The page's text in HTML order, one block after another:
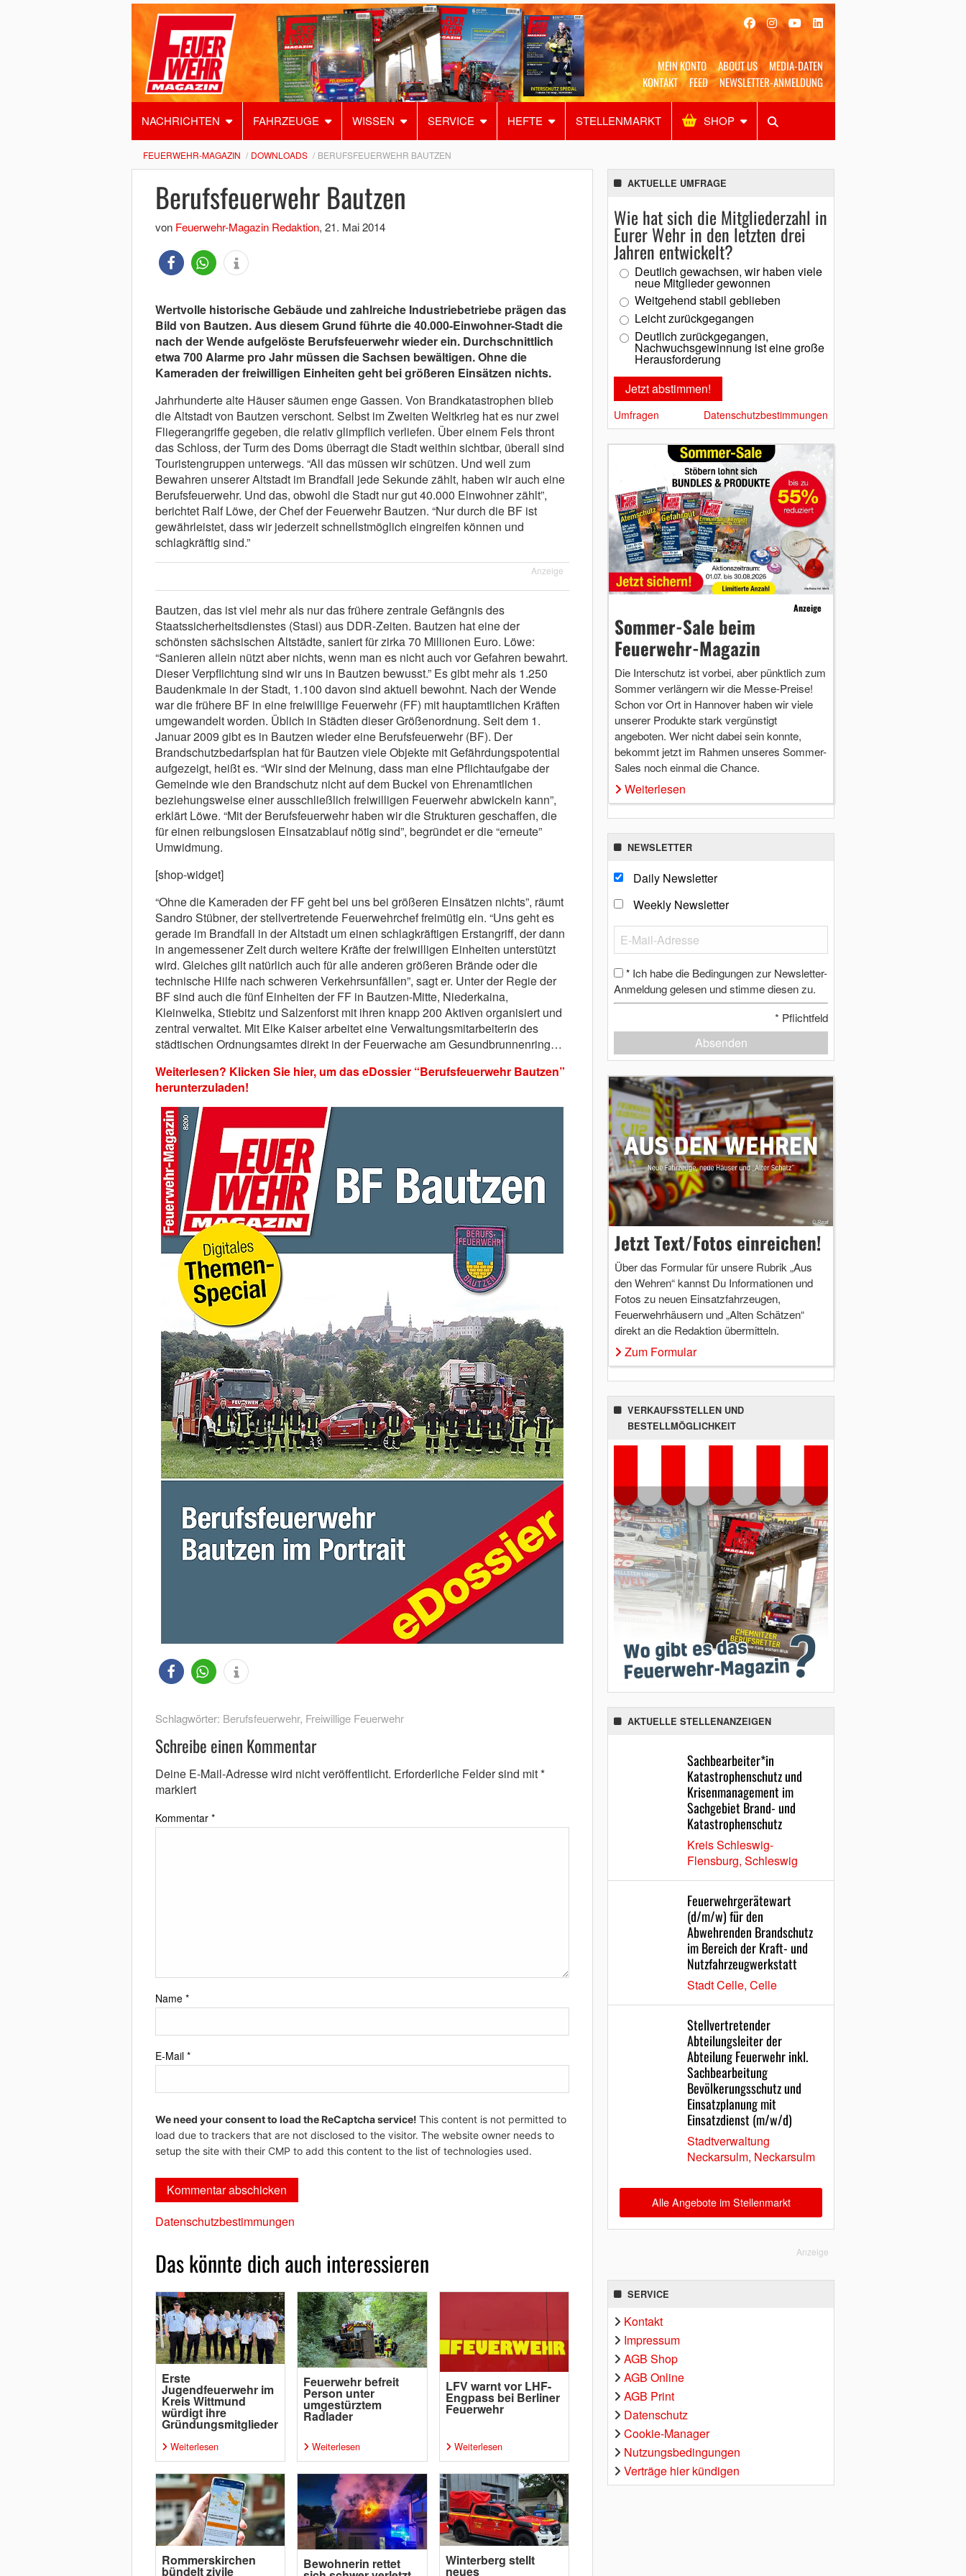
MEIN KONTO ABOUT US
MEDIA-DATEN
KONTAKT
FEED NEWSLETTER-ANMELDUNG
NACHRICHTEN FAHRZEUGE WISSEN SERVICE HEFTE STELLENMARKT SHOP
Alles Shop SUCHEN
FEUERWEHR-MAGAZIN DOWNLOADS BERUFSFEUERWEHR BAUTZEN
Berufsfeuerwehr Bautzen
von Feuerwehr-Magazin Redaktion, 21. Mai 2014
Wertvolle historische Gebäude und zahlreiche Industriebetriebe prägen das
Bild von Bautzen. Aus diesem Grund führte die 40.000-Einwohner-Stadt die
nach der Wende aufgelöste Berufsfeuerwehr wieder ein. Durchschnittlich
etwa 700 Alarme pro Jahr müssen die Sachsen bewältigen. Ohne die
Kameraden der freiwilligen Einheiten geht bei größeren Einsätzen nichts.
Jahrhunderte alte Häuser säumen enge Gassen. Von Brandkatastrophen blieb
die Altstadt von Bautzen verschont. Selbst im Zweiten Weltkrieg hat es nur zwei
Fliegerangriffe gegeben, die relativ glimpflich verliefen. Über einem Fels thront
das Schloss, der Turm des Doms überragt die Stadt weithin sichtbar, überall sind
Touristengruppen unterwegs. “All das müssen wir schützen. Und weil zum
Bewahren unserer Altstadt im Brandfall jede Sekunde zählt, haben wir auch eine
Berufsfeuerwehr. Und das, obwohl die Stadt nur gut 40.000 Einwohner zählt”,
berichtet Ralf Löwe, der Chef der Feuerwehr Bautzen. “Nur durch die BF ist
gewährleistet, dass wir jederzeit schnellstmöglich eingreifen können und
schlagkräftig sind.”
Anzeige
Bautzen, das ist viel mehr als nur das frühere zentrale Gefängnis des
Staatssicherheitsdienstes (Stasi) aus DDR-Zeiten. Bautzen hat eine der
schönsten sächsischen Altstädte, saniert für zirka 70 Millionen Euro. Löwe:
“Sanieren allein nützt aber nichts, wenn man es nicht auch vor Gefahren bewahrt.
Dieser Verpflichtung sind wir uns in Bautzen bewusst.” Es gibt mehr als 1.250
Baudenkmale in der Stadt, 1.100 davon sind aktuell bewohnt. Nach der Wende
war die frühere BF in eine freiwillige Feuerwehr (FF) mit hauptamtlichen Kräften
umgewandelt worden. Üblich in Städten dieser Größenordnung. Seit dem 1.
Januar 2009 gibt es in Bautzen wieder eine Berufsfeuerwehr (BF). Der
Brandschutzbedarfsplan hat für Bautzen viele Objekte mit Gefährdungspotential
aufgezeigt, heißt es. “Wir sind der Meinung, dass man eine Pflichtaufgabe der
Gemeinde wie den Brandschutz nicht auf dem Buckel von Ehrenamtlichen
beziehungsweise einer ausschließlich freiwilligen Feuerwehr abwickeln kann”,
erklärt Löwe. “Mit der Berufsfeuerwehr haben wir die Strukturen geschaffen, die
für einen reibungslosen Einsatzablauf nötig sind”, begründet er die “erneute”
Umwidmung.
[shop-widget]
“Ohne die Kameraden der FF geht bei uns bei größeren Einsätzen nichts”, räumt
Sandro Stübner, der stellvertretende Feuerwehrchef freimütig ein. “Uns geht es
gerade im Brandfall in der Altstadt um einen schlagkräftigen Erstangriff, der dann
in angemessener Zeit durch weitere Kräfte der freiwilligen Einheiten unterstützt
wird. Gleiches gilt natürlich auch für alle anderen größeren Brände oder die
technische Hilfe nach schweren Verkehrsunfällen”, sagt er. Unter der Regie der
BF sind auch die fünf Einheiten der FF in Bautzen-Mitte, Niederkaina,
Kleinwelka, Stiebitz und Salzenforst mit ihren knapp 200 Aktiven organisiert und
zentral verwaltet. Mit Elke Kaiser arbeitet eine Verwaltungsmitarbeiterin des
städtischen Ordnungsamtes direkt in der Feuerwache am Gesundbrunnenring…
Weiterlesen? Klicken Sie hier, um das eDossier “Berufsfeuerwehr Bautzen”
herunterzuladen!
Schlagwörter: Berufsfeuerwehr, Freiwillige Feuerwehr
Schreibe einen Kommentar
Deine E-Mail-Adresse wird nicht veröffentlicht. Erforderliche Felder sind mit*
markiert
Kommentar *
Name *
E-Mail *
We need your consent to load the ReCaptcha service! This content is not permitted to
load due to trackers that are not disclosed to the visitor. The website owner needs to
setup the site with their CMP to add this content to the list of technologies used.
Datenschutzbestimmungen
Das könnte dich auch interessieren
Erste
Jugendfeuerwehr im
Kreis Wittmund
würdigt ihre
Gründungsmitglieder
Weiterlesen
Feuerwehr befreit
Person unter
umgestürztem
Radlader
Weiterlesen
LFV warnt vor LHF-
Engpass bei Berliner
Feuerwehr
Weiterlesen
Rommerskirchen
bündelt zivile Bewohnerin rettet Winterberg stellt
neues
AKTUELLE UMFRAGE
Wie hat sich die Mitgliederzahl in
Eurer Wehr in den letzten drei
Jahren entwickelt?
Deutlich gewachsen, wir haben viele
neue Mitglieder gewonnen
Weitgehend stabil geblieben
Leicht zurückgegangen
Deutlich zurückgegangen,
Nachwuchsgewinnung ist eine große
Herausforderung
Umfragen Datenschutzbestimmungen
Anzeige
Sommer-Sale beim
Feuerwehr-Magazin
Die Interschutz ist vorbei, aber pünktlich zum
Sommer verlängern wir die Messe-Preise!
Schon vor Ort in Hannover haben wir viele
unserer Produkte stark vergünstigt
angeboten. Wer nicht dabei sein konnte,
bekommt jetzt im Rahmen unseres Sommer-
Sales noch einmal die Chance.
Weiterlesen
NEWSLETTER
Daily Newsletter
Weekly Newsletter
* Ich habe die Bedingungen zur Newsletter-
Anmeldung gelesen und stimme diesen zu.
* Pflichtfeld
Absenden
Jetzt Text/Fotos einreichen!
Über das Formular für unsere Rubrik „Aus
den Wehren“ kannst Du Informationen und
Fotos zu neuen Einsatzfahrzeugen,
Feuerwehrhäusern und „Alten Schätzen“
direkt an die Redaktion übermitteln.
Zum Formular
VERKAUFSSTELLEN UND
BESTELLMÖGLICHKEIT
AKTUELLE STELLENANZEIGEN
Sachbearbeiter*in
Katastrophenschutz und
Krisenmanagement im
Sachgebiet Brand- und
Katastrophenschutz
Kreis Schleswig-
Flensburg, Schleswig
Feuerwehrgerätewart
(d/m/w) für den
Abwehrenden Brandschutz
im Bereich der Kraft- und
Nutzfahrzeugwerkstatt
Stadt Celle, Celle
Stellvertretender
Abteilungsleiter der
Abteilung Feuerwehr inkl.
Sachbearbeitung
Bevölkerungsschutz und
Einsatzplanung mit
Einsatzdienst (m/w/d)
Stadtverwaltung
Neckarsulm, Neckarsulm
Alle Angebote im Stellenmarkt
Anzeige
SERVICE
Kontakt
Impressum
AGB Shop
AGB Online
AGB Print
Datenschutz
Cookie-Manager
Nutzungsbedingungen
Verträge hier kündigen